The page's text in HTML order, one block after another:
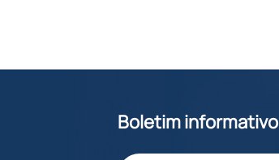
Boletim informativo